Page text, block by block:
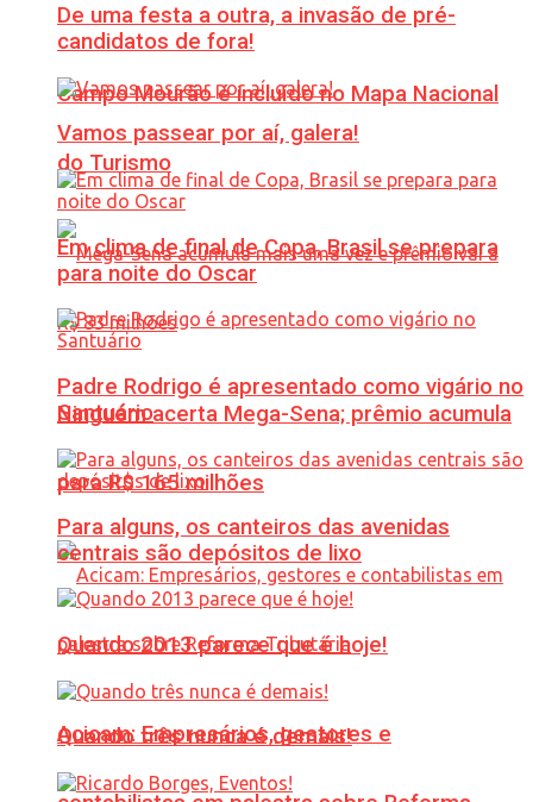
Campo Mourão é incluído no Mapa Nacional
do Turismo
Ninguém acerta Mega-Sena; prêmio acumula
para R$ 165 milhões
Acicam: Empresários, gestores e
De uma festa a outra, a invasão de pré-
candidatos de fora!
Vamos passear por aí, galera!
Em clima de final de Copa, Brasil se prepara
para noite do Oscar
Padre Rodrigo é apresentado como vigário no
Santuário
Para alguns, os canteiros das avenidas
centrais são depósitos de lixo
Quando 2013 parece que é hoje!
Quando três nunca é demais!